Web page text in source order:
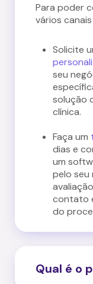
Para poder
vários
Solicite
seu
solução
clínica.
Faça um
dias e
um
pelo seu
contato
do
Qual é o